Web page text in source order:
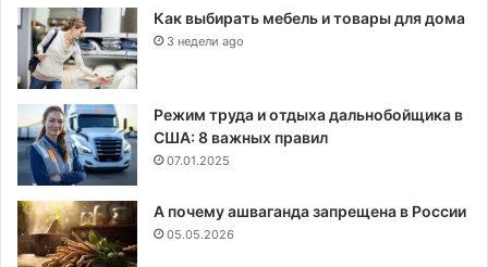
Как выбирать мебель и товары для дома
3 недели ago
Режим труда и отдыха дальнобойщика в
США: 8 важных правил
07.01.2025
А почему ашваганда запрещена в России
05.05.2026